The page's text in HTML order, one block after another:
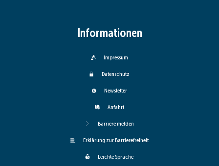
Informationen
Impressum
Datenschutz
Newsletter
Anfahrt
Barriere melden
Erklärung zur Barrierefreiheit
Leichte Sprache